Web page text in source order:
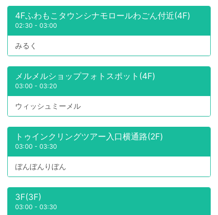
4Fふわもこタウンシナモロールわごん付近(4F)
02:30 - 03:00
みるく
メルメルショップフォトスポット(4F)
03:00 - 03:20
ウィッシュミーメル
トゥインクリングツアー入口横通路(2F)
03:00 - 03:30
ぼんぼんりぼん
3F(3F)
03:00 - 03:30